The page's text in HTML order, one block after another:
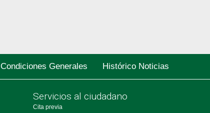
Condiciones Generales Histórico Noticias
Servicios al ciudadano
Cita previa